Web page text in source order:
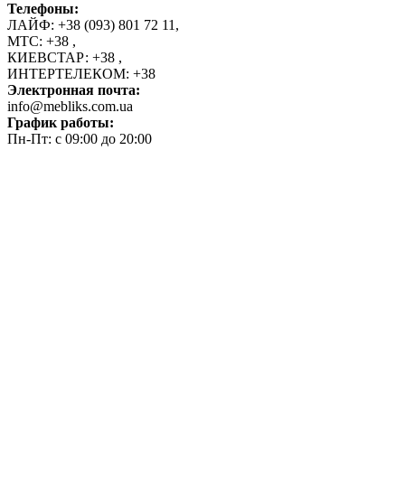
Телефоны:
ЛАЙФ: +38 (093) 801 72 11 ,
МТС: +38 ,
КИЕВСТАР: +38 ,
ИНТЕРТЕЛЕКОМ: +38
Электронная почта:
info@mebliks.com.ua
График работы:
Пн-Пт: с 09:00 до 20:00